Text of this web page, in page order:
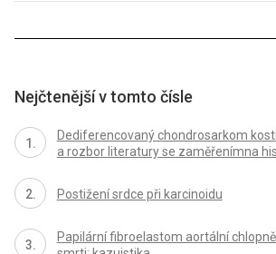
Nejčtenější v tomto čísle
Dediferencovaný chondrosarkom
a rozbor literatury se zaměřenímna
Postižení srdce při karcinoidu
Papilární fibroelastom aortální